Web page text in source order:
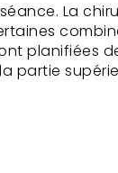
La
planifiées
partie